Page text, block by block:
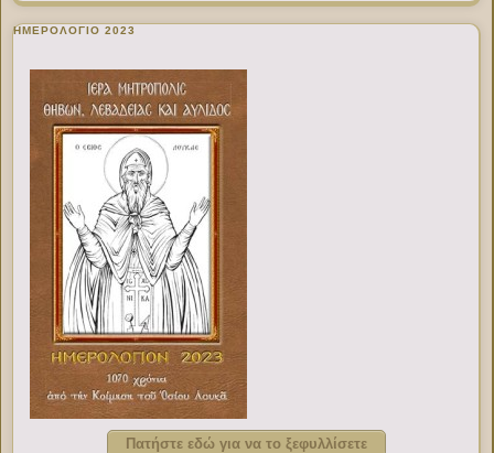
ΗΜΕΡΟΛΟΓΙΟ 2023
Πατήστε εδώ για να το ξεφυλλίσετε